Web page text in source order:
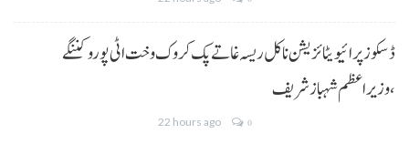
ڈسکوز پرائیویٹائزیشن نا کل ریسہ غاتے پک کروک وخت اٹی پورو کننگے
،وزیراعظم شہباز شریف
22 hours ago 0